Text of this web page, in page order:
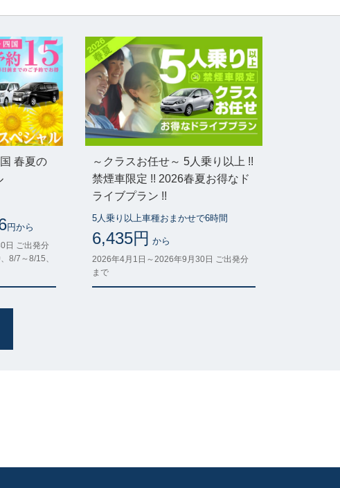
春夏の
円から
日 ご出発分
8/7～8/15、
～クラスお任せ～ 5人乗り以上 !!
禁煙車限定 !! 2026春夏お得なド
ライブプラン !!
5人乗り以上車種おまかせで6時間
6,435円 から
2026年4月1日～2026年9月30日 ご出発分
まで